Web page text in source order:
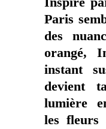
Paris
des
orangé,
instant
devient
lumière
les fleurs